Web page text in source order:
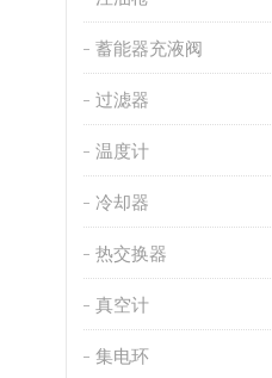
蓄能器充液阀
过滤器
温度计
冷却器
热交换器
真空计
集电环